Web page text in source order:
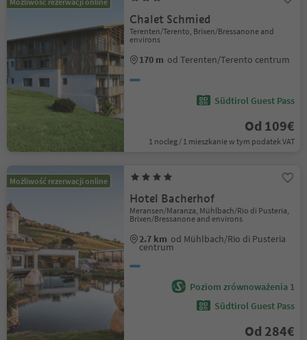
Chalet Schmied
Terenten/Terento, Brixen/Bressanone and
environs
170 m od Terenten/Terento centrum
Südtirol Guest Pass
Od 109€
1 nocleg / 1 mieszkanie w tym podatek VAT
Możliwość rezerwacji online
Hotel Bacherhof
Meransen/Maranza, Mühlbach/Rio di Pusteria,
Brixen/Bressanone and environs
2.7 km od Mühlbach/Rio di Pusteria
centrum
Poziom zrównoważenia 1
Südtirol Guest Pass
Od 284€